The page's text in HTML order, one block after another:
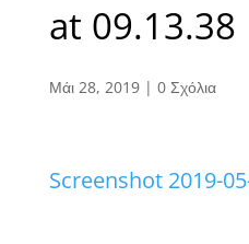
at 09.13.38
Μάι 28, 2019| 0 Σχόλια
Screenshot 2019-